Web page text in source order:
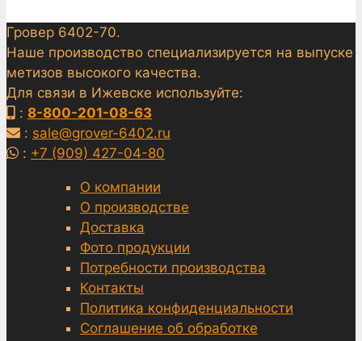
Гровер 6402-70.
Наше производство специализируется на выпуске
метизов высокого качества.
Для связи в Ижевске используйте:
: 8-800-201-08-63
: sale@grover-6402.ru
: +7 (909) 427-04-80
О компании
О производстве
Доставка
Фото продукции
Потребности производства
Контакты
Политика конфиденциальности
Соглашение об обработке